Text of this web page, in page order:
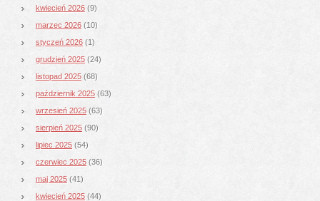
kwiecień 2026 (9)
marzec 2026 (10)
styczeń 2026 (1)
grudzień 2025 (24)
listopad 2025 (68)
październik 2025 (63)
wrzesień 2025 (63)
sierpień 2025 (90)
lipiec 2025 (54)
czerwiec 2025 (36)
maj 2025 (41)
kwiecień 2025 (44)